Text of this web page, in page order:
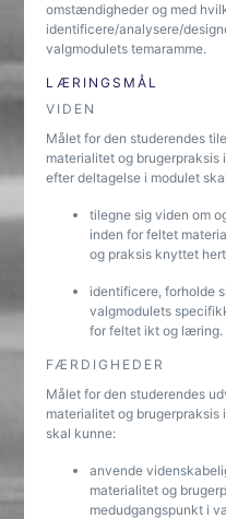
omstændigheder og med
identificere/analysere/
valgmodulets temaramme.
LÆRINGSMÅL
VIDEN
Målet for den studerendes
materialitet og
efter deltagelse i modulet
tilegne sig viden om
inden for feltet
og praksis knyttet
identificere, forholde
valgmodulets
for feltet ikt og læring.
FÆRDIGHEDER
Målet for den studerendes
materialitet og
skal kunne:
anvende
materialitet og
medudgangspunkt i